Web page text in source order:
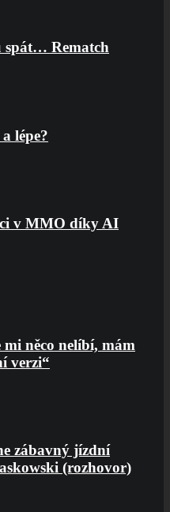
spát… Rematch
lépe?
v MMO díky AI
mi něco nelíbí, mám
verzi“
zábavný jízdní
(rozhovor)